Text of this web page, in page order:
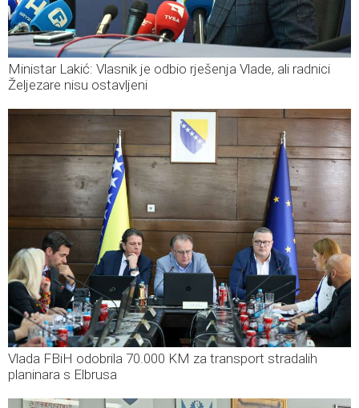
Ministar Lakić: Vlasnik je odbio rješenja Vlade, ali radnici
Željezare nisu ostavljeni
Vlada FBiH odobrila 70.000 KM za transport stradalih
planinara s Elbrusa